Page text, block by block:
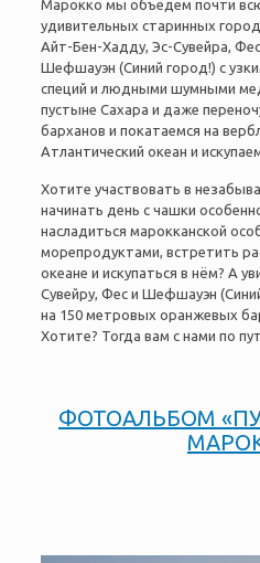
Марокко мы объедем почти
удивительных старинных
Айт-Бен-Хадду, Эс-Сувейра,
Шефшауэн (Синий город!) с
специй и людными шумными
пустыне Сахара и даже
барханов и покатаемся на
Атлантический океан и
Хотите участвовать в
начинать день с чашки
насладиться марокканской
морепродуктами, встретить
океане и искупаться в нём? А
Сувейру, Фес и Шефшауэн
на 150 метровых оранжевых
Хотите? Тогда вам с нами по
ФОТОАЛЬБОМ «